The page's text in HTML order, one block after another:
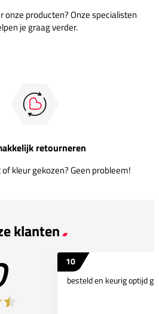
onze producten? Onze specialisten
je graag verder.
retourneren
kleur gekozen? Geen probleem!
klanten
10
besteld en keurig optijd